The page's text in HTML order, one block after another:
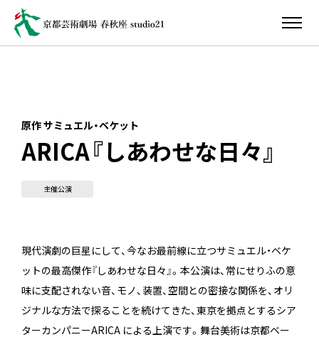
原作 サミュエル・ベケット
ARICA『しあわせな日々』
主催公演
現代演劇の巨星にして、今なお最前線に立つサミュエル・ベケ
ットの最高傑作『しあわせな日々』。本公演は、常にせりふの意
味に支配されない音、モノ、装置、空間との密接な関係を、オリ
ジナルな方法で探ることを続けてきた、東京を拠点とするシア
ターカンパニーARICA による上演です。舞台美術は京都ベー